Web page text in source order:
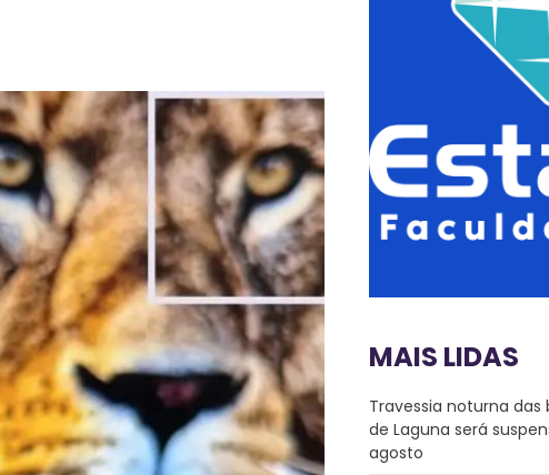
MAIS LIDAS
Travessia noturna das
de Laguna será
agosto